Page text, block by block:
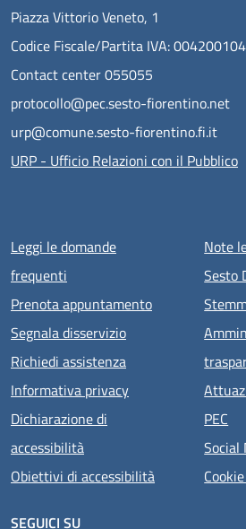
Piazza Vittorio Veneto, 1
Codice Fiscale/Partita IVA:
Contact center 055055
protocollo@pec.sesto-fiorentino.net
urp@comune.sesto-fiorentino.fi.it
URP - Ufficio Relazioni con il Pubblico
Menu piè di pagina
Leggi le domande
frequenti
Prenota appuntamento
Segnala disservizio
Richiedi assistenza
Informativa privacy
Dichiarazione di
accessibilità
Obiettivi di accessibilità
Note
Sesto
PEC
Social
SEGUICI SU